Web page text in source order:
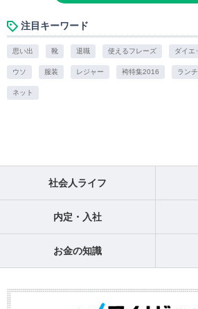
注目キーワード
思い出 靴 退職 使えるフレーズ ダイエ
ウソ 服装 レジャー 袴特集2016 ランチ
ネット
社会人ライフ
内定・入社
お金の知識